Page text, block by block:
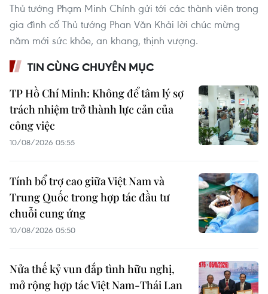
Thủ tướng Phạm Minh Chính gửi tới các thành viên trong
gia đình cố Thủ tướng Phan Văn Khải lời chúc mừng
năm mới sức khỏe, an khang, thịnh vượng.
TIN CÙNG CHUYÊN MỤC
TP Hồ Chí Minh: Không để tâm lý sợ
trách nhiệm trở thành lực cản của
công việc
10/08/2026 05:55
Tính bổ trợ cao giữa Việt Nam và
Trung Quốc trong hợp tác đầu tư
chuỗi cung ứng
10/08/2026 05:50
Nửa thế kỷ vun đắp tình hữu nghị,
mở rộng hợp tác Việt Nam-Thái Lan